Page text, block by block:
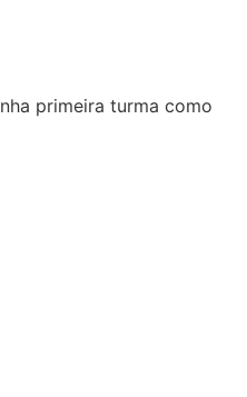
primeira turma como